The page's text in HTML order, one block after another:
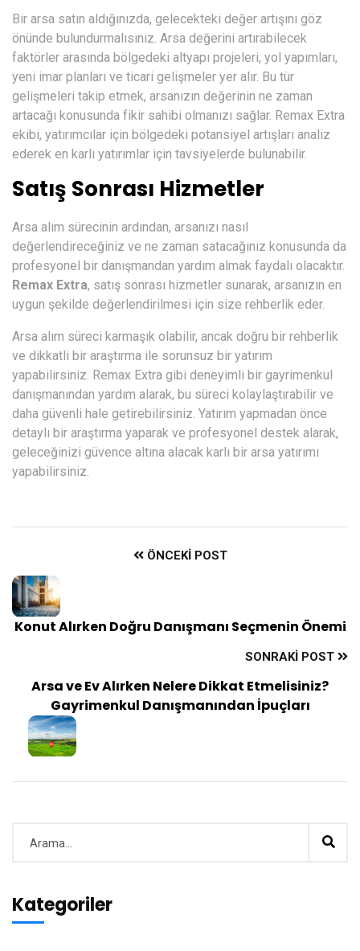
Bir arsa satın aldığınızda, gelecekteki değer artışını göz
önünde bulundurmalısınız. Arsa değerini artırabilecek
faktörler arasında bölgedeki altyapı projeleri, yol yapımları,
yeni imar planları ve ticari gelişmeler yer alır. Bu tür
gelişmeleri takip etmek, arsanızın değerinin ne zaman
artacağı konusunda fikir sahibi olmanızı sağlar. Remax Extra
ekibi, yatırımcılar için bölgedeki potansiyel artışları analiz
ederek en karlı yatırımlar için tavsiyelerde bulunabilir.
Satış Sonrası Hizmetler
Arsa alım sürecinin ardından, arsanızı nasıl
değerlendireceğiniz ve ne zaman satacağınız konusunda da
profesyonel bir danışmandan yardım almak faydalı olacaktır.
Remax Extra, satış sonrası hizmetler sunarak, arsanızın en
uygun şekilde değerlendirilmesi için size rehberlik eder.
Arsa alım süreci karmaşık olabilir, ancak doğru bir rehberlik
ve dikkatli bir araştırma ile sorunsuz bir yatırım
yapabilirsiniz. Remax Extra gibi deneyimli bir gayrimenkul
danışmanından yardım alarak, bu süreci kolaylaştırabilir ve
daha güvenli hale getirebilirsiniz. Yatırım yapmadan önce
detaylı bir araştırma yaparak ve profesyonel destek alarak,
geleceğinizi güvence altına alacak karlı bir arsa yatırımı
yapabilirsiniz.
ÖNCEKI POST
Konut Alırken Doğru Danışmanı Seçmenin Önemi
SONRAKI POST
Arsa ve Ev Alırken Nelere Dikkat Etmelisiniz?
Gayrimenkul Danışmanından İpuçları
Kategoriler